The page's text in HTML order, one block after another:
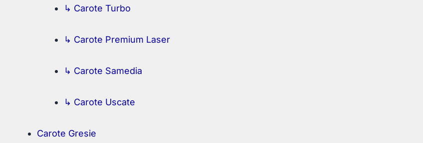
↳ Carote Turbo
↳ Carote Premium Laser
↳ Carote Samedia
↳ Carote Uscate
Carote Gresie